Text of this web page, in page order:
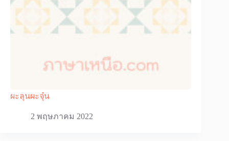
ผะลุนผะจุ๋น
2 พฤษภาคม 2022